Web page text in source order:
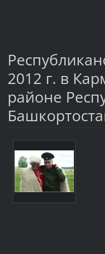
2012 г. в
районе